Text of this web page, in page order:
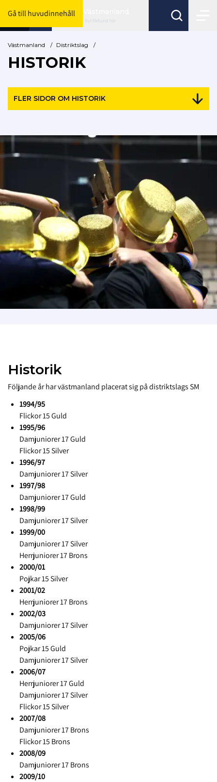
Gå till huvudinnehåll
Byt förbund här
Västmanland / Distriktslag /
HISTORIK
FLER SIDOR OM HISTORIK
Historik
Följande år har västmanland placerat sig på distriktslags SM
1994/95
Flickor 15 Guld
1995/96
Damjuniorer 17 Guld
Flickor 15 Silver
1996/97
Damjuniorer 17 Silver
1997/98
Damjuniorer 17 Guld
1998/99
Damjuniorer 17 Silver
1999/00
Damjuniorer 17 Silver
Herrjuniorer 17 Brons
2000/01
Pojkar 15 Silver
2001/02
Herrjuniorer 17 Brons
2002/03
Damjuniorer 17 Silver
2005/06
Pojkar 15 Guld
Damjuniorer 17 Silver
2006/07
Herrjuniorer 17 Guld
Damjuniorer 17 Silver
Flickor 15 Silver
2007/08
Damjuniorer 17 Brons
Flickor 15 Brons
2008/09
Damjuniorer 17 Brons
2009/10